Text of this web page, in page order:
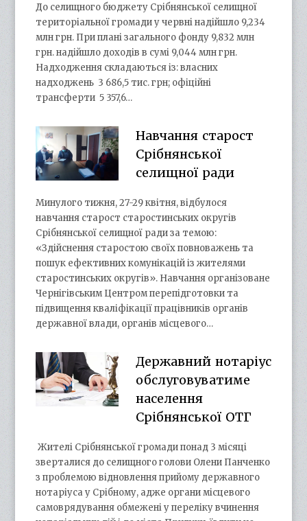
До селищного бюджету Срібнянської селищної
територіальної громади у червні надійшло 9,234
млн грн. При плані загального фонду 9,832 млн
грн. надійшло доходів в сумі 9,044 млн грн.
Надходження складаються із: власних
надходжень 3 686,5 тис. грн; офіційні
трансферти 5 357,6…
Навчання старост
Срібнянської
селищної ради
Минулого тижня, 27-29 квітня, відбулося
навчання старост старостинських округів
Срібнянської селищної ради за темою:
«Здійснення старостою своїх повноважень та
пошук ефективних комунікацій із жителями
старостинських округів». Навчання організоване
Чернігівським Центром перепідготовки та
підвищення кваліфікації працівників органів
державної влади, органів місцевого…
Державний нотаріус
обслуговуватиме
населення
Срібнянської ОТГ
Жителі Срібнянської громади понад 3 місяці
зверталися до селищного голови Олени Панченко
з проблемою відновлення прийому державного
нотаріуса у Срібному, адже органи місцевого
самоврядування обмежені у переліку вчинення